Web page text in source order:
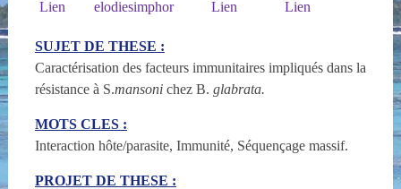
Lien elodiesimphor Lien Lien
SUJET DE THESE :
Caractérisation des facteurs immunitaires impliqués dans la
résistance à S.mansonichez B. glabrata.
MOTS CLES :
Interaction hôte/parasite, Immunité, Séquençage massif.
PROJET DE THESE :